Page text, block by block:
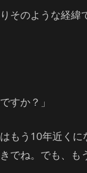
そのような経緯
すか？」
もう10年近くに
でね。でも、も